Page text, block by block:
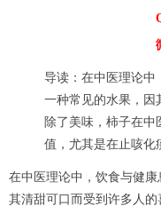
导读：在中医理论中
一种常见的水果，因
除了美味，柿子在中
值，尤其是在止咳化
在中医理论中，饮食与健
其清甜可口而受到许多人